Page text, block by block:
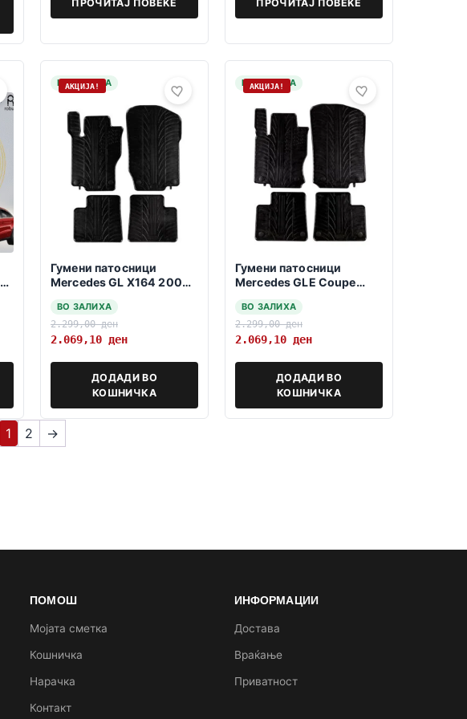
ПРОЧИТАЈ ПОВЕЌЕ ПРОЧИТАЈ ПОВЕЌЕ
НА ЗАЛИХА
АКЦИЈА!
Гумени патосници
Mercedes GL X164 2006-
ВО ЗАЛИХА
2.299,00ден
2.069,10 ден
ДОДАДИ ВО
КОШНИЧКА
НА ЗАЛИХА
АКЦИЈА!
Гумени патосници
Mercedes GLE Coupe
ВО ЗАЛИХА
2.299,00ден
2.069,10 ден
ДОДАДИ ВО
КОШНИЧКА
1 2 →
ПОМОШ
Мојата сметка
Кошничка
Нарачка
Контакт
ИНФОРМАЦИИ
Достава
Враќање
Приватност